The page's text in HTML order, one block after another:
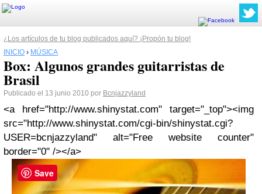
¿Los artículos de tu blog publicados aquí? ¡Propón tu blog!
INICIO › MÚSICA
Box: Algunos grandes guitarristas de
Brasil
Publicado el 13 junio 2010 por Bcnjazzyland
<a href="http://www.shinystat.com" target="_top"><img
src="http://www.shinystat.com/cgi-bin/shinystat.cgi?
USER=bcnjazzyland" alt="Free website counter"
border="0" /></a>
Save